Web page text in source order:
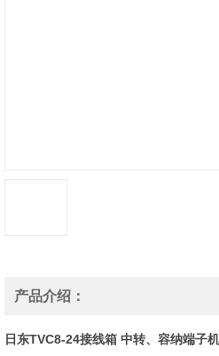
产品介绍：
日东TVC8-24接线箱 中转、容纳端子